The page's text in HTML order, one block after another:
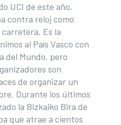
UCI de este año,
contra reloj como
Es la
al País Vasco con
del Mundo, pero
son
de organizar un
Durante los últimos
la Bizkaiko Bira de
que atrae a cientos